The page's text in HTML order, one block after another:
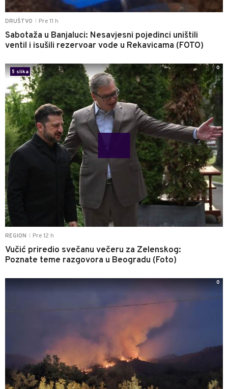
DRUŠTVO Pre 11 h
Sabotaža u Banjaluci: Nesavjesni pojedinci uništili
ventil i isušili rezervoar vode u Rekavicama (FOTO)
REGION Pre 12 h
Vučić priredio svečanu večeru za Zelenskog:
Poznate teme razgovora u Beogradu (Foto)
5 slika
0
0